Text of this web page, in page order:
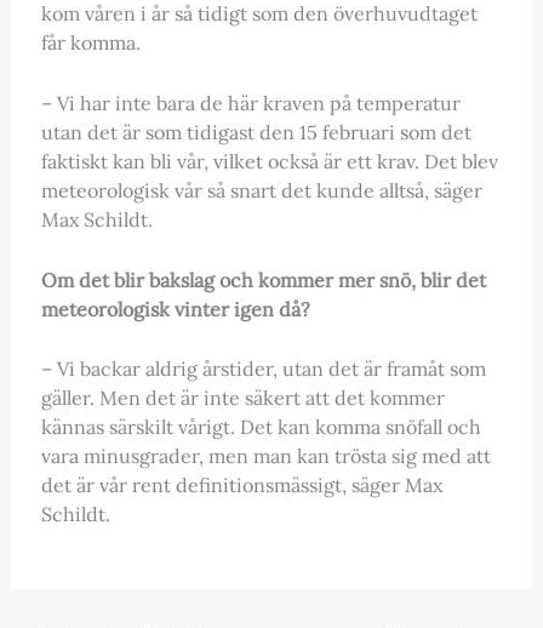
kom våren i år så tidigt som den överhuvudtaget
får komma.
– Vi har inte bara de här kraven på temperatur
utan det är som tidigast den 15 februari som det
faktiskt kan bli vår, vilket också är ett krav. Det blev
meteorologisk vår så snart det kunde alltså, säger
Max Schildt.
Om det blir bakslag och kommer mer snö, blir det
meteorologisk vinter igen då?
– Vi backar aldrig årstider, utan det är framåt som
gäller. Men det är inte säkert att det kommer
kännas särskilt vårigt. Det kan komma snöfall och
vara minusgrader, men man kan trösta sig med att
det är vår rent definitionsmässigt, säger Max
Schildt.